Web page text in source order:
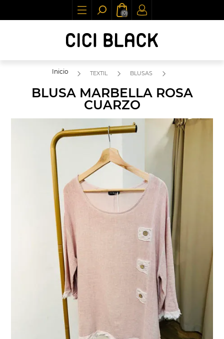
(0)
Inicio TEXTIL BLUSAS
BLUSA MARBELLA ROSA
CUARZO